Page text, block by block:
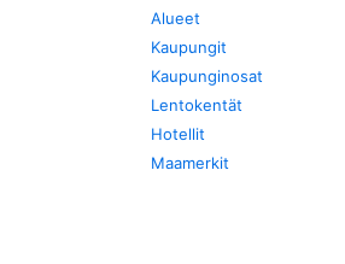
Alueet
Kaupungit
Kaupunginosat
Lentokentät
Hotellit
Maamerkit